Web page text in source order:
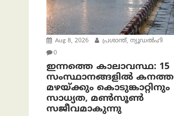
Aug 8, 2026
പ്രശാന്ത്, ന്യൂഡല്‍ഹി
0
ഇന്നത്തെ കാലാവസ്ഥ: 15
സംസ്ഥാനങ്ങളിൽ കനത്ത
മഴയ്ക്കും കൊടുങ്കാറ്റിനും
സാധ്യത, മൺസൂൺ
സജീവമാകുന്നു